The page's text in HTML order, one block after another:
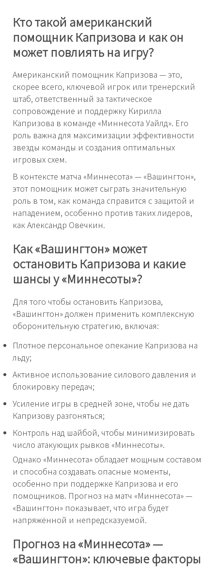
Кто такой американский
помощник Капризова и как он
может повлиять на игру?
Американский помощник Капризова — это,
скорее всего, ключевой игрок или тренерский
штаб, ответственный за тактическое
сопровождение и поддержку Кирилла
Капризова в команде «Миннесота Уайлд». Его
роль важна для максимизации эффективности
звезды команды и создания оптимальных
игровых схем.
В контексте матча «Миннесота» — «Вашингтон»,
этот помощник может сыграть значительную
роль в том, как команда справится с защитой и
нападением, особенно против таких лидеров,
как Александр Овечкин.
Как «Вашингтон» может
остановить Капризова и какие
шансы у «Миннесоты»?
Для того чтобы остановить Капризова,
«Вашингтон» должен применить комплексную
оборонительную стратегию, включая:
Плотное персональное опекание Капризова на
льду;
Активное использование силового давления и
блокировку передач;
Усиление игры в средней зоне, чтобы не дать
Капризову разгоняться;
Контроль над шайбой, чтобы минимизировать
число атакующих рывков «Миннесоты».
Однако «Миннесота» обладает мощным составом
и способна создавать опасные моменты,
особенно при поддержке Капризова и его
помощников. Прогноз на матч «Миннесота» —
«Вашингтон» показывает, что игра будет
напряжённой и непредсказуемой.
Прогноз на «Миннесота» —
«Вашингтон»: ключевые факторы